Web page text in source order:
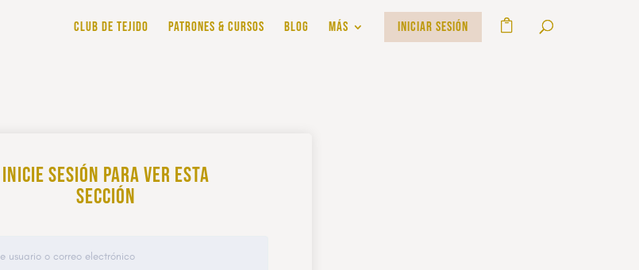
CLUB DE TEJIDO PATRONES & CURSOS BLOG MÁS INICIAR SESIÓN
Inicie sesión para ver esta
sección